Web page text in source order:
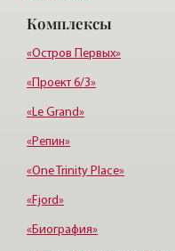
Старая деревня
Удельная
Комплексы
«Остров Первых»
«Проект 6/3»
«Le Grand»
«Репин»
«One Trinity Place»
«Fjord»
«Биография»